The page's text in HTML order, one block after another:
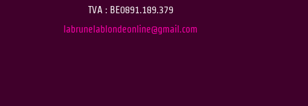
TVA : BE0891.189.379
labrunelablondeonline@gmail.com